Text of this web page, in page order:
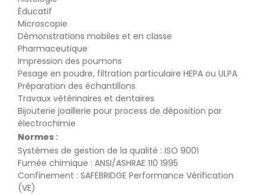
Éducatif
Microscopie
Démonstrations mobiles et en classe
​​Pharmaceutique
Impression des poumons
Pesage en poudre, filtration particulaire HEPA ou ULPA
Préparation des échantillons
Travaux vétérinaires et dentaires
Bijouterie joaillerie pour process de déposition par
électrochimie
Normes :
Systèmes de gestion de la qualité : ISO 9001
Fumée chimique : ANSI/ASHRAE 110 1995
Confinement : SAFEBRIDGE Performance Vérification
(VE)